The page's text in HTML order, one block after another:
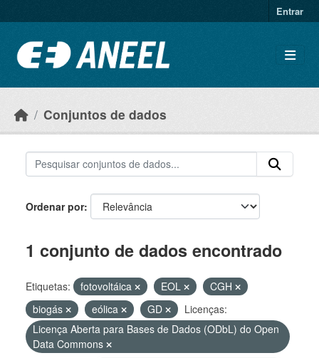
Entrar
Conjuntos de dados
Ordenar por
1 conjunto de dados encontrado
Etiquetas: fotovoltáica EOL
CGH
biogás
eólica GD
Licenças:
Licença Aberta para Bases de Dados (ODbL) do Open
Data Commons